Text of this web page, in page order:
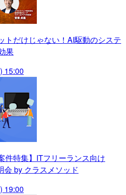
トだけじゃない！AI駆動のシステ
果
15:00
件特集】ITフリーランス向け
会 by クラスメソッド
19:00